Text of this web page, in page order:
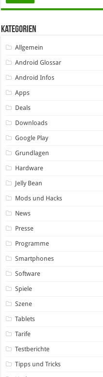
Kategorien
Allgemein
Android Glossar
Android Infos
Apps
Deals
Downloads
Google Play
Grundlagen
Hardware
Jelly Bean
Mods und Hacks
News
Presse
Programme
Smartphones
Software
Spiele
Szene
Tablets
Tarife
Testberichte
Tipps und Tricks